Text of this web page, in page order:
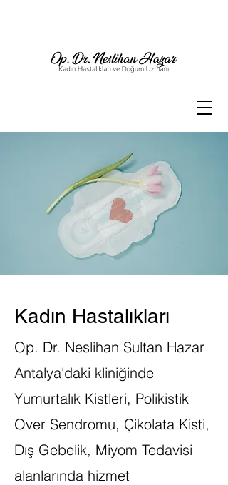
Kadın Hastalıkları
Op. Dr. Neslihan Sultan Hazar
Antalya'daki kliniğinde
Yumurtalık Kistleri, Polikistik
Over Sendromu, Çikolata Kisti,
Dış Gebelik, Miyom Tedavisi
alanlarında hizmet